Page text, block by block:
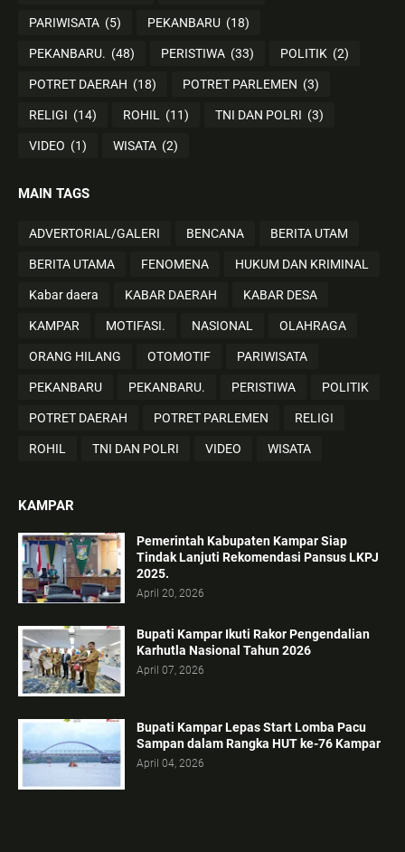
PARIWISATA (5) PEKANBARU (18)
PEKANBARU. (48) PERISTIWA (33) POLITIK (2)
POTRET DAERAH (18) POTRET PARLEMEN (3)
RELIGI (14) ROHIL (11) TNI DAN POLRI (3)
VIDEO (1) WISATA (2)
MAIN TAGS
ADVERTORIAL/GALERI BENCANA BERITA UTAM
BERITA UTAMA FENOMENA HUKUM DAN KRIMINAL
Kabar daera KABAR DAERAH KABAR DESA
KAMPAR MOTIFASI. NASIONAL OLAHRAGA
ORANG HILANG OTOMOTIF PARIWISATA
PEKANBARU PEKANBARU. PERISTIWA POLITIK
POTRET DAERAH POTRET PARLEMEN RELIGI
ROHIL TNI DAN POLRI VIDEO WISATA
KAMPAR
Pemerintah Kabupaten Kampar Siap
Tindak Lanjuti Rekomendasi Pansus LKPJ
2025.
April 20, 2026
Bupati Kampar Ikuti Rakor Pengendalian
Karhutla Nasional Tahun 2026
April 07, 2026
Bupati Kampar Lepas Start Lomba Pacu
Sampan dalam Rangka HUT ke-76 Kampar
April 04, 2026